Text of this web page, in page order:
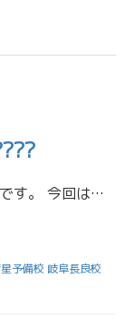
こんにちは！ 担任助手の大須賀です。 今回は部活の遠征で愛知県の渥美まで行ってきたので、そのことについて書いていこうと思います。 他大学の選手が主催して下さった大会で、全六校が集まり、2日間にわたって行われました。 どの […]
予備校 岐阜長良校